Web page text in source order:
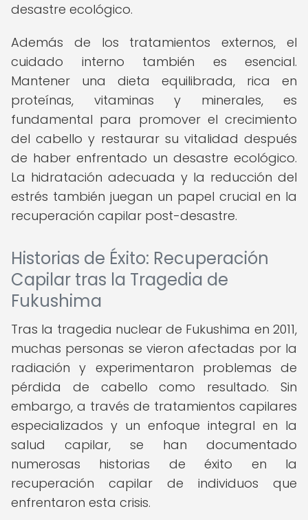
desastre ecológico.
Además de los tratamientos externos, el
cuidado interno también es esencial.
Mantener una dieta equilibrada, rica en
proteínas, vitaminas y minerales, es
fundamental para promover el crecimiento
del cabello y restaurar su vitalidad después
de haber enfrentado un desastre ecológico.
La hidratación adecuada y la reducción del
estrés también juegan un papel crucial en la
recuperación capilar post-desastre.
Historias de Éxito: Recuperación
Capilar tras la Tragedia de
Fukushima
Tras la tragedia nuclear de Fukushima en 2011,
muchas personas se vieron afectadas por la
radiación y experimentaron problemas de
pérdida de cabello como resultado. Sin
embargo, a través de tratamientos capilares
especializados y un enfoque integral en la
salud capilar, se han documentado
numerosas historias de éxito en la
recuperación capilar de individuos que
enfrentaron esta crisis.